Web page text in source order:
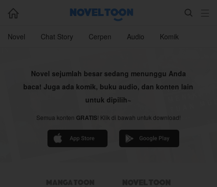
  
Novel Chat Story Cerpen Audio Komik
Novel sejumlah besar sedang menunggu Anda
baca! Juga ada komik, buku audio, dan konten lain
untuk dipilih~
Semua konten GRATIS! Klik di bawah untuk download!